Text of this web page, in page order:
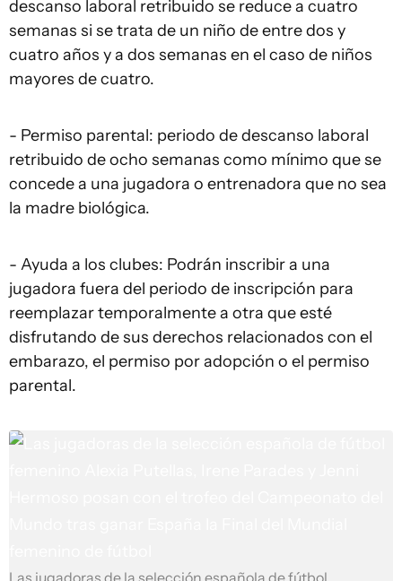
descanso laboral retribuido se reduce a cuatro
semanas si se trata de un niño de entre dos y
cuatro años y a dos semanas en el caso de niños
mayores de cuatro.
- Permiso parental: periodo de descanso laboral
retribuido de ocho semanas como mínimo que se
concede a una jugadora o entrenadora que no sea
la madre biológica.
- Ayuda a los clubes: Podrán inscribir a una
jugadora fuera del periodo de inscripción para
reemplazar temporalmente a otra que esté
disfrutando de sus derechos relacionados con el
embarazo, el permiso por adopción o el permiso
parental.